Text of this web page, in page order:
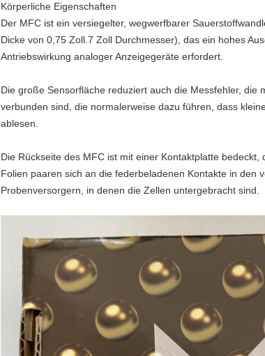
Körperliche Eigenschaften
Der MFC ist ein versiegelter, wegwerfbarer
Dicke von 0,75 Zoll.7 Zoll Durchmesser), das ein hohes
Antriebswirkung analoger Anzeigegeräte erfordert.
Die große Sensorfläche reduziert auch die Messfehler, die
verbunden sind, die normalerweise dazu führen, dass
ablesen.
Die Rückseite des MFC ist mit einer Kontaktplatte
Folien paaren sich an die federbeladenen Kontakte in den
Probenversorgern, in denen die Zellen untergebracht sind.